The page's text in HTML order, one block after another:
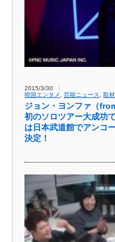
2015/3/30
韓国エンタメ , 芸能ニュース, 取
ジョン・ヨンファ（
初のソロツアー大成功
は日​本武道館でアンコ
決定！